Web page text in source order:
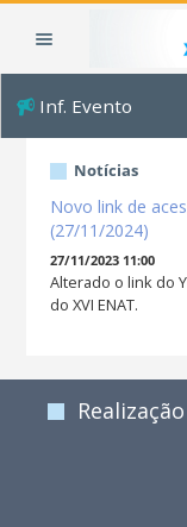
Inf. Evento
Notícias
Novo link de
(27/11/2024)
27/11/2023 11:00
Alterado o link do
do XVI ENAT.
Realização